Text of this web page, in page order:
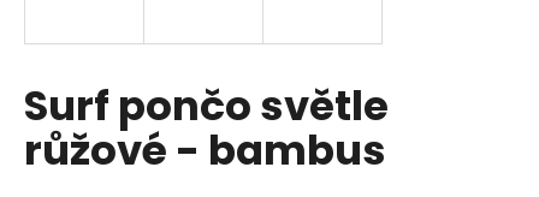
Surf pončo světle
růžové - bambus
í
t
?